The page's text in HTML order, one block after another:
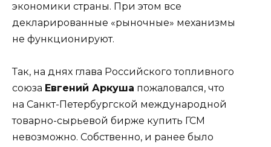
экономики страны. При этом все
декларированные «рыночные» механизмы
не функционируют.
Так, на днях глава Российского топливного
союза Евгений Аркуша пожаловался, что
на Санкт-Петербургской международной
товарно-сырьевой бирже купить ГСМ
невозможно. Собственно, и ранее было